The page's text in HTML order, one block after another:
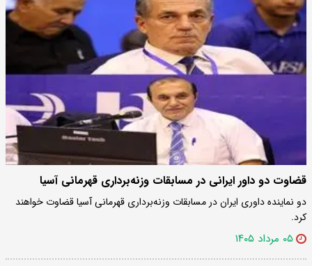
قضاوت دو داور ایرانی در مسابقات وزنه‌برداری قهرمانی آسیا
دو نماینده داوری ایران در مسابقات وزنه‌برداری قهرمانی آسیا قضاوت خواهند
کرد.
۰۵ مرداد ۱۴۰۵